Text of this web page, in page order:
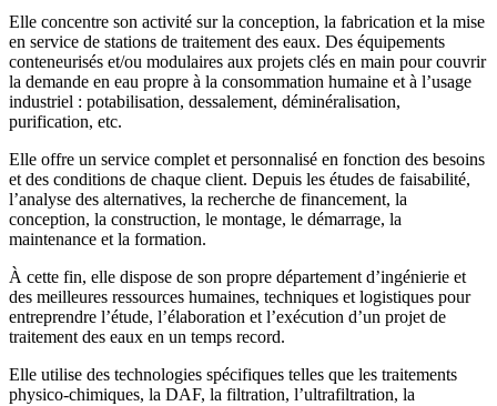
Elle concentre son activité sur la conception, la fabrication et la mise
en service de stations de traitement des eaux. Des équipements
conteneurisés et/ou modulaires aux projets clés en main pour couvrir
la demande en eau propre à la consommation humaine et à l’usage
industriel : potabilisation, dessalement, déminéralisation,
purification, etc.
Elle offre un service complet et personnalisé en fonction des besoins
et des conditions de chaque client. Depuis les études de faisabilité,
l’analyse des alternatives, la recherche de financement, la
conception, la construction, le montage, le démarrage, la
maintenance et la formation.
À cette fin, elle dispose de son propre département d’ingénierie et
des meilleures ressources humaines, techniques et logistiques pour
entreprendre l’étude, l’élaboration et l’exécution d’un projet de
traitement des eaux en un temps record.
Elle utilise des technologies spécifiques telles que les traitements
physico-chimiques, la DAF, la filtration, l’ultrafiltration, la